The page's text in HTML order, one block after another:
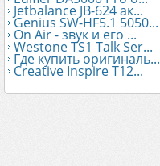
Jetbalance JB-624 ак...
Genius SW-HF5.1 5050...
On Air - звук и его ...
Westone TS1 Talk Ser...
Где купить оригиналь...
Creative Inspire T12...